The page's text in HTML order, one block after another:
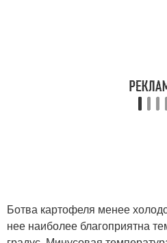
Ботва картофеля менее
нее наиболее благоп­риятна